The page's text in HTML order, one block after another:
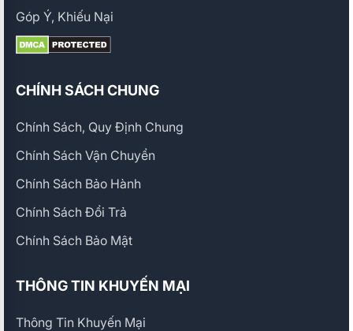
Góp Ý, Khiếu Nại
CHÍNH SÁCH CHUNG
Chính Sách, Quy Định Chung
Chính Sách Vận Chuyển
Chính Sách Bảo Hành
Chính Sách Đổi Trả
Chính Sách Bảo Mật
THÔNG TIN KHUYẾN MẠI
Thông Tin Khuyến Mại